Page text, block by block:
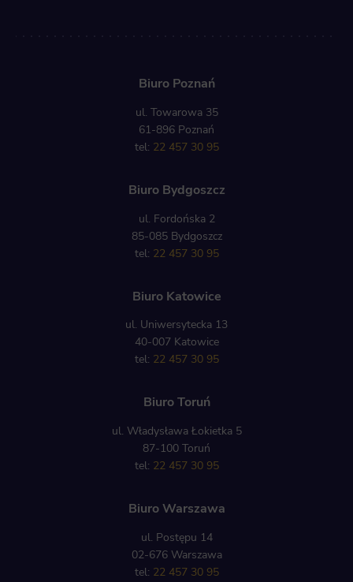
Biuro Poznań
ul. Towarowa 35
61-896 Poznań
tel: 22 457 30 95
Biuro Bydgoszcz
ul. Fordońska 2
85-085 Bydgoszcz
tel: 22 457 30 95
Biuro Katowice
ul. Uniwersytecka 13
40-007 Katowice
tel: 22 457 30 95
Biuro Toruń
ul. Władysława Łokietka 5
87-100 Toruń
tel: 22 457 30 95
Biuro Warszawa
ul. Postępu 14
02-676 Warszawa
tel: 22 457 30 95